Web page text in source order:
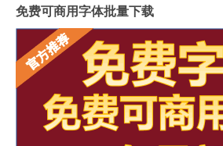
免费可商用字体批量下载